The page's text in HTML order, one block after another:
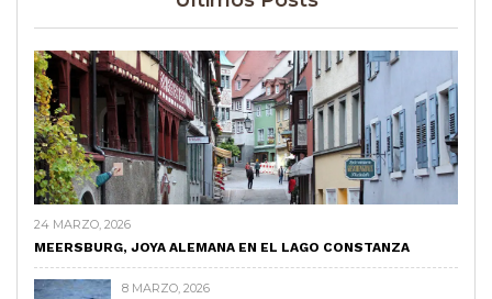
24 MARZO, 2026
MEERSBURG, JOYA ALEMANA EN EL LAGO CONSTANZA
8 MARZO, 2026